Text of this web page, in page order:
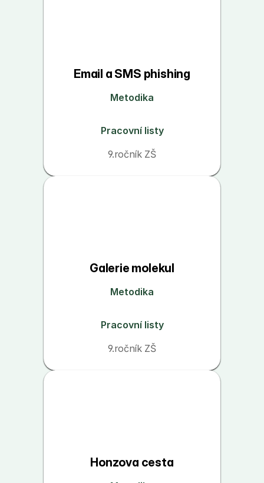
Email a SMS phishing
Metodika
Pracovní listy
9.ročník ZŠ
Galerie molekul
Metodika
Pracovní listy
9.ročník ZŠ
Honzova cesta